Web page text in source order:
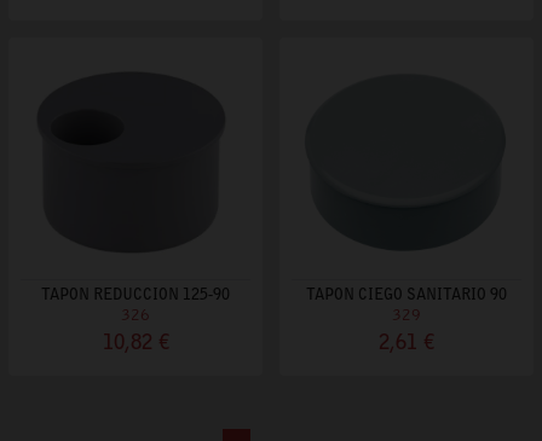
TAPON REDUCCION 125-90
326
10,82 €
TAPON CIEGO SANITARIO 90
329
2,61 €